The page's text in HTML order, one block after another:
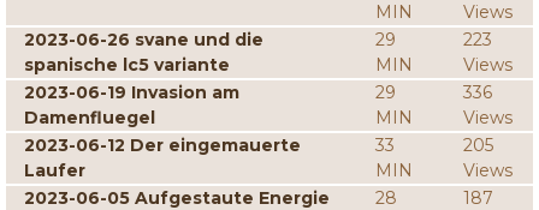
MIN
Views
2023-06-26 svane und die
spanische lc5 variante
29
MIN
223
Views
2023-06-19 Invasion am
Damenfluegel
29
MIN
336
Views
2023-06-12 Der eingemauerte
Laufer
33
MIN
205
Views
2023-06-05 Aufgestaute Energie
28
187